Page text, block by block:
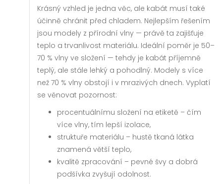
Krásný vzhled je jedna věc, ale kabát musí také
účinně chránit před chladem. Nejlepším řešením
jsou modely z přírodní vlny — právě ta zajišťuje
teplo a trvanlivost materiálu. Ideální poměr je 50–
70 % vlny ve složení — tehdy je kabát příjemně
teplý, ale stále lehký a pohodlný. Modely s více
než 70 % vlny obstojí i v mrazivých dnech. Vyplatí
se věnovat pozornost:
procentuálnímu složení na etiketě – čím
více vlny, tím lepší izolace,
struktuře materiálu – hustě tkaná látka
znamená větší teplo,
kvalitě zpracování – pevné švy a dobrá
podšívka zvyšují odolnost.